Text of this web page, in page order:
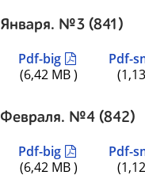
Января. №3 (841)
Pdf-big
(6,42 MB )
Pdf-
Февраля. №4 (842)
Pdf-big
(6,42 MB )
Pdf-